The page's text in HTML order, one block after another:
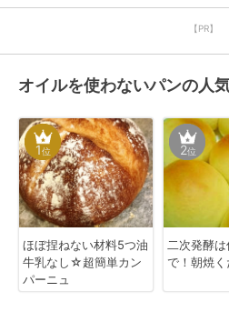
【PR】
オイルを使わないパンの人
1位
ほぼ捏ねない材料5つ油
牛乳なし☆超簡単カン
パーニュ
2位
二次発酵
で！朝焼